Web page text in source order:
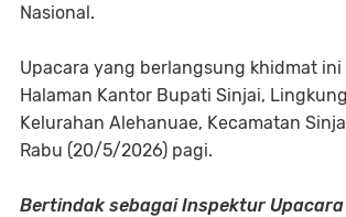
Nasional.
Upacara yang berlangsung khidmat ini
Halaman Kantor Bupati Sinjai,
Kelurahan Alehanuae, Kecamatan
Rabu (20/5/2026) pagi.
Bertindak sebagai Inspektur